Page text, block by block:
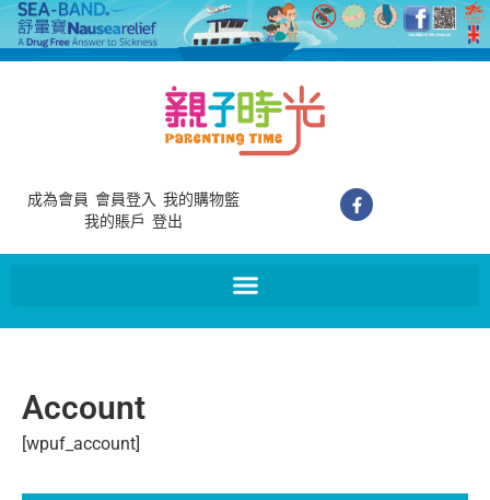
成為會員 會員登入 我的購物籃
我的賬戶 登出
Account
[wpuf_account]